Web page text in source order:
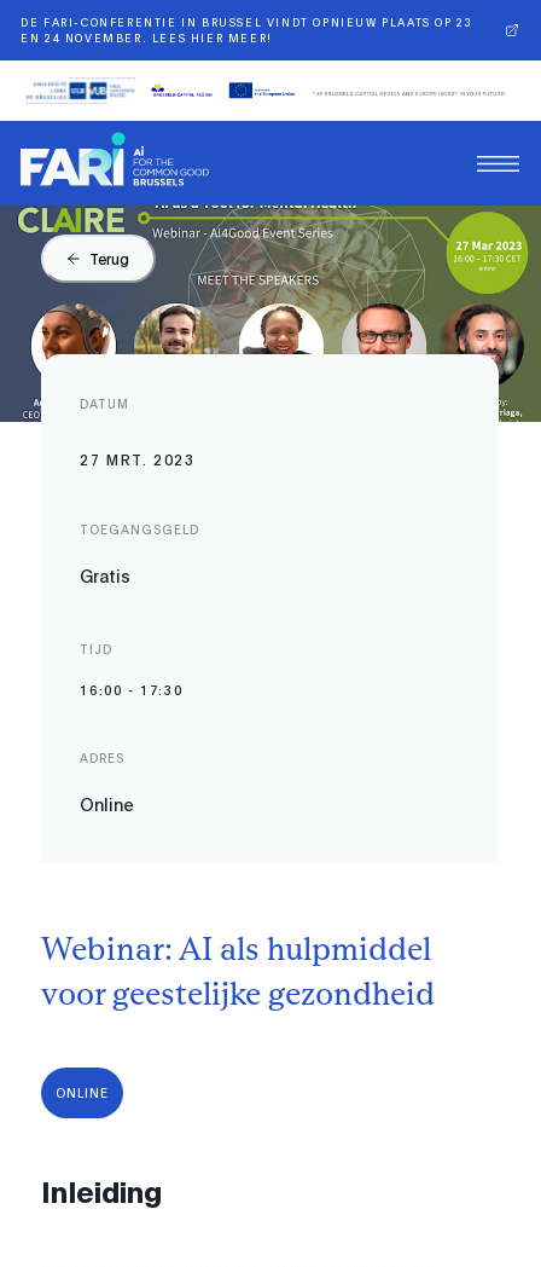
DE FARI-CONFERENTIE IN BRUSSEL VINDT OPNIEUW PLAATS OP 23
EN 24 NOVEMBER. LEES HIER MEER!
Terug
DATUM
27 MRT. 2023
TOEGANGSGELD
Gratis
TIJD
16:00 - 17:30
ADRES
Online
Webinar: AI als hulpmiddel
voor geestelijke gezondheid
ONLINE
Inleiding